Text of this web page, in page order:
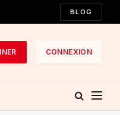
BLOG
CONNEXION